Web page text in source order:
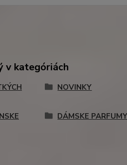
v kategóriách
NOVINKY
DÁMSKE PARFUMY